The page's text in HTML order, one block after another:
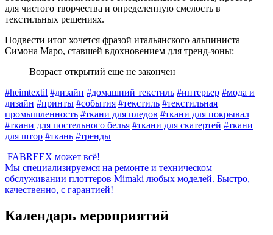
для чистого творчества и определенную смелость в
текстильных решениях.
Подвести итог хочется фразой итальянского альпиниста
Симона Маро, ставшей вдохновением для тренд-зоны:
Возраст открытий еще не закончен
#heimtextil #дизайн #домашний текстиль #интерьер #мода и
дизайн #принты #события #текстиль #текстильная
промышленность #ткани для пледов #ткани для покрывал
#ткани для постельного белья #ткани для скатертей #ткани
для штор #ткань #тренды
FABREEX может всё!
Мы специализируемся на ремонте и техническом
обслуживании плоттеров Mimaki любых моделей. Быстро,
качественно, с гарантией!
Календарь мероприятий